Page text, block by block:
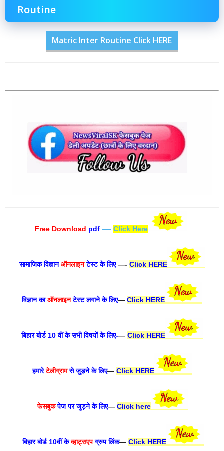
Routine
Matric Inter Routine Click HERE
Free Download pdf—- Click Here
सामाजिक विज्ञानऑनलाइनटेस्ट के लिए—- Click HERE
विज्ञान काऑनलाइनटेस्ट लगाने के लिए— Click HERE
बिहार बोर्ड 10 वीं के सभी विषयों के लिए-— Click HERE
हमारेटेलीग्रामसे जुड़ने के लिए— Click HERE
फेसबुकपेज पर जुड़ने के लिए— Click here
बिहार बोर्ड 10वीं केव्हाट्सएपग्रुप लिंक— Click HERE